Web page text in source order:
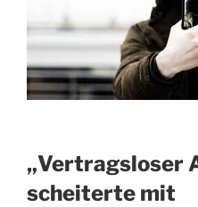
„Vertragsloser
scheiterte mit